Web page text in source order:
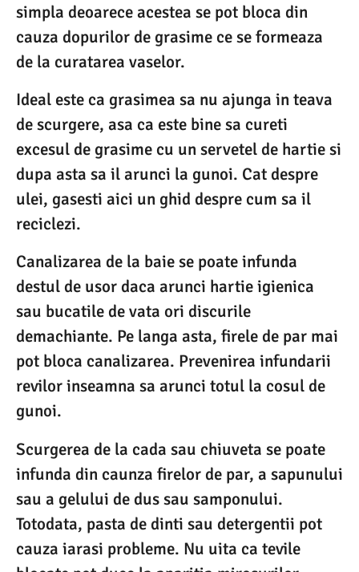
simpla deoarece acestea se pot bloca din
cauza dopurilor de grasime ce se formeaza
de la curatarea vaselor.
Ideal este ca grasimea sa nu ajunga in teava
de scurgere, asa ca este bine sa cureti
excesul de grasime cu un servetel de hartie si
dupa asta sa il arunci la gunoi. Cat despre
ulei, gasesti aici un ghid despre cum sa il
reciclezi.
Canalizarea de la baie se poate infunda
destul de usor daca arunci hartie igienica
sau bucatile de vata ori discurile
demachiante. Pe langa asta, firele de par mai
pot bloca canalizarea. Prevenirea infundarii
revilor inseamna sa arunci totul la cosul de
gunoi.
Scurgerea de la cada sau chiuveta se poate
infunda din caunza firelor de par, a sapunului
sau a gelului de dus sau samponului.
Totodata, pasta de dinti sau detergentii pot
cauza iarasi probleme. Nu uita ca tevile